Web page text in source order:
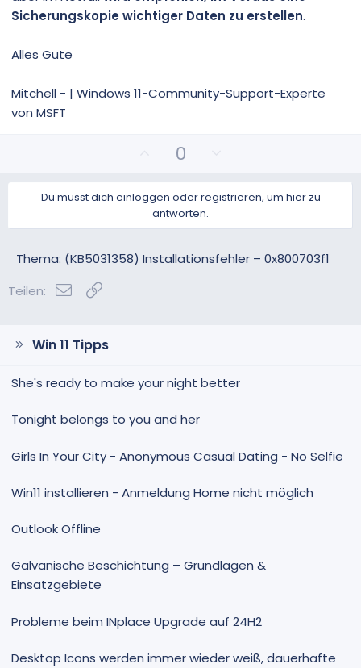
Sicherungskopie wichtiger Daten zu erstellen.
Alles Gute
Mitchell - | Windows 11-Community-Support-Experte
von MSFT
i
t
v
e
0
g
a
t
v
e
Du musst dich einloggen oder registrieren, um hier zu
antworten.
Thema: (KB5031358) Installationsfehler – 0x800703f1
Teilen:
E-Mail
Win 11 Tipps
She's ready to make your night better
Tonight belongs to you and her
Girls In Your City - Anonymous Casual Dating - No Selfie
Win11 installieren - Anmeldung Home nicht möglich
Outlook Offline
Galvanische Beschichtung – Grundlagen &
Einsatzgebiete
Probleme beim INplace Upgrade auf 24H2
Desktop Icons werden immer wieder weiß, dauerhafte